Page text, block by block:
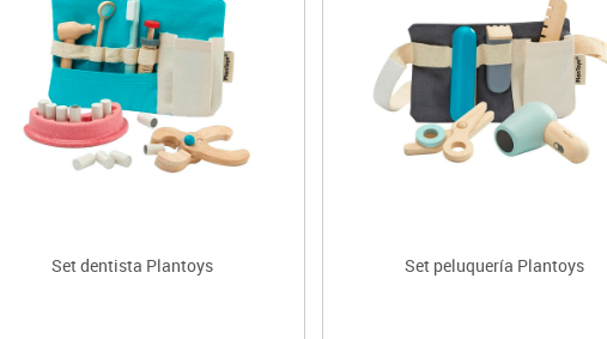
Set dentista Plantoys Set peluquería Plantoys